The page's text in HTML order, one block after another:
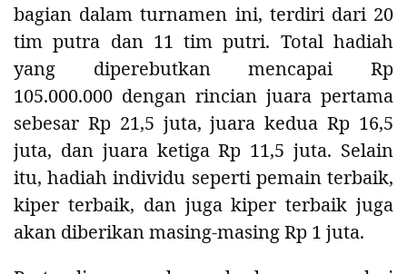
bagian dalam turnamen ini, terdiri dari 20
tim putra dan 11 tim putri. Total hadiah
yang diperebutkan mencapai Rp
105.000.000 dengan rincian juara pertama
sebesar Rp 21,5 juta, juara kedua Rp 16,5
juta, dan juara ketiga Rp 11,5 juta. Selain
itu, hadiah individu seperti pemain terbaik,
kiper terbaik, dan juga kiper terbaik juga
akan diberikan masing-masing Rp 1 juta.